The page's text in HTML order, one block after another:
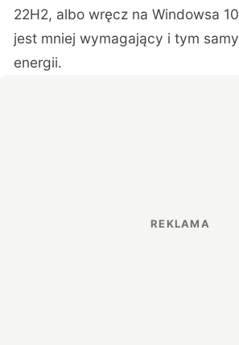
22H2, albo wręcz na Windowsa
jest mniej wymagający itym
energii.